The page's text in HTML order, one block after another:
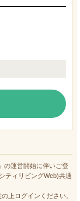
の運営開始に伴いご登
ティリビングWeb)共通
上ログインください。